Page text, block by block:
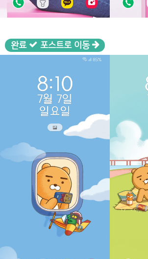
완료 포스트로 이동